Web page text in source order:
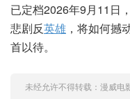
已定档2026年9月11日
悲剧反英雄 ，将如何撼
首以待。
未经允许不得转载： 漫威电